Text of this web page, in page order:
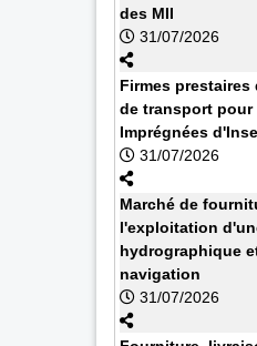
des MII
31/07/2026
Firmes
de transport
Imprégnées
31/07/2026
Marché de
l'exploitation
hydrographique
navigation
31/07/2026